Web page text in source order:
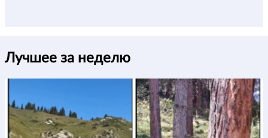
Лучшее за неделю